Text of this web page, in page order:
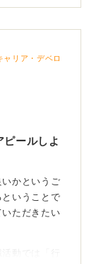
ければ「希少
ャリア・デベロ
ピールしよ
かというご
いうことで
ただきたい
動では「行